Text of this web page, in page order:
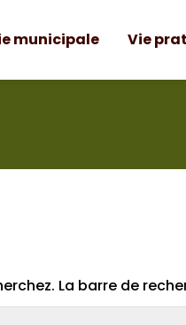
municipale Vie
La barre de